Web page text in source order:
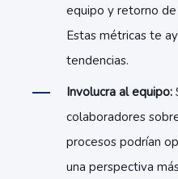
equipo y retorno de
Estas métricas te
tendencias.
Involucra al equipo:
colaboradores
procesos podrían
una perspectiva